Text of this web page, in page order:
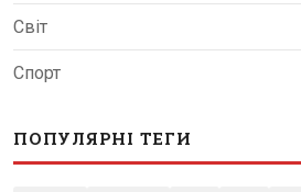
Світ
Спорт
ПОПУЛЯРНІ ТЕГИ